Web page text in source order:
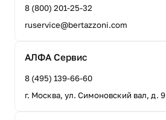
8 (800) 201-25-32
ruservice@bertazzoni.com
АЛФА Сервис
8 (495) 139-66-60
г. Москва, ул. Симоновский вал, д. 9